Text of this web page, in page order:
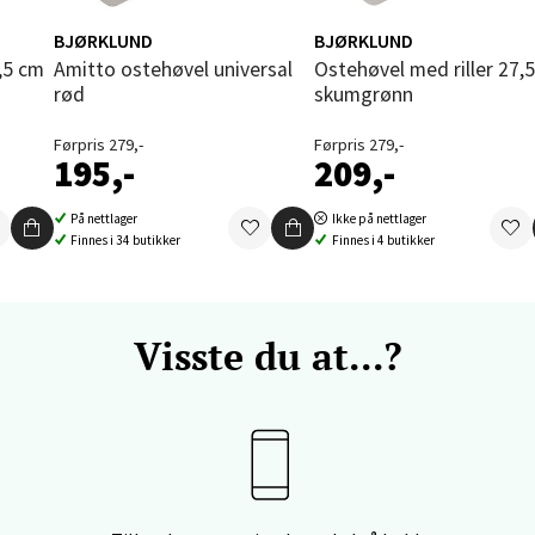
BJØRKLUND
Amitto ostehøvel universal
rød
Førpris 279,-
195,-
På nettlager
Finnes i 34 butikker
BJØRKLUND
Ostehøvel med riller 27,5 cm
skumgrønn
Førpris 279,-
209,-
Ikke på nettlager
Finnes i 4 butikker
Visste du at...?
dag 09-20
- Thon Senter Sandvika
7, 1338 Sandvika